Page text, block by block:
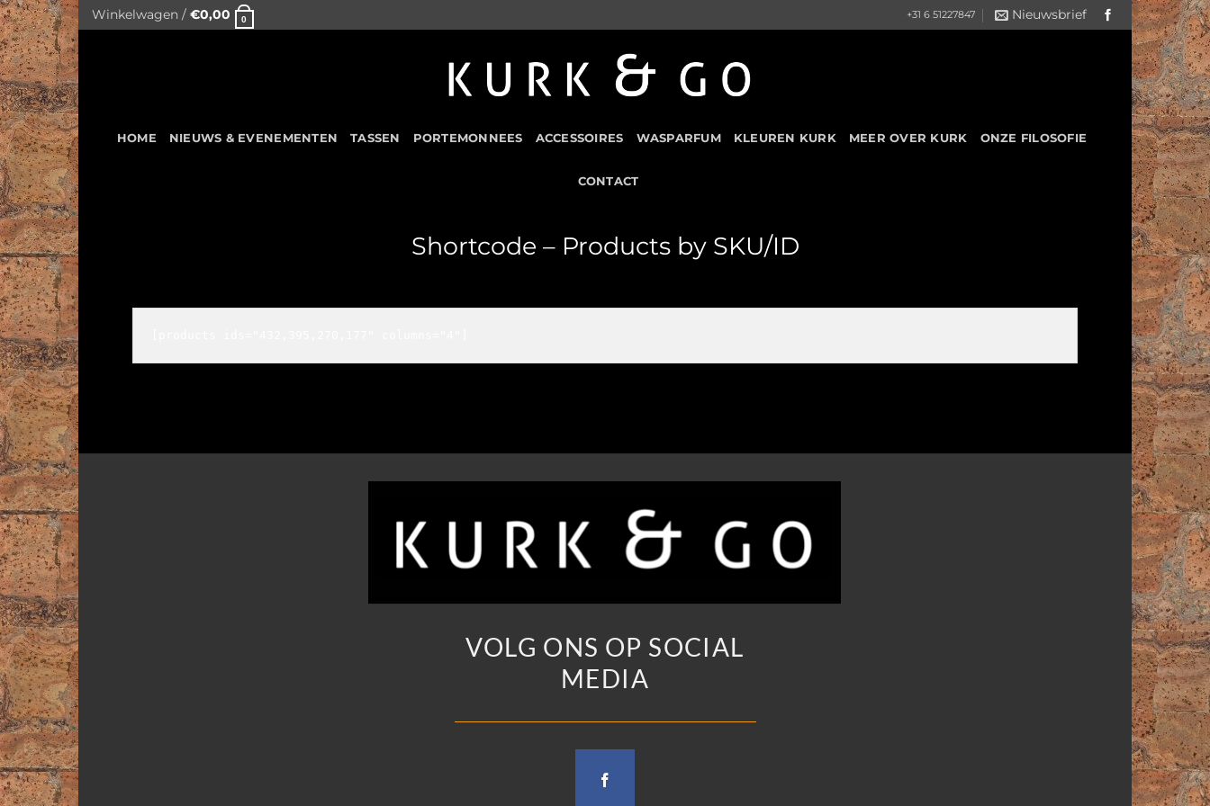
Skip
to
content
Winkelwagen / €0,00 0 +31 6 51227847 Nieuwsbrief
HOME NIEUWS & EVENEMENTEN TASSEN PORTEMONNEES ACCESSOIRES WASPARFUM KLEUREN KURK MEER OVER KURK ONZE FILOSOFIE
CONTACT
Shortcode – Products by SKU/ID
VOLG ONS OP SOCIAL
MEDIA